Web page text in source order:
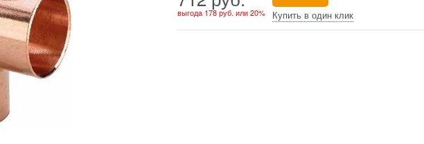
выгода 178 руб. или20% Купить в один клик